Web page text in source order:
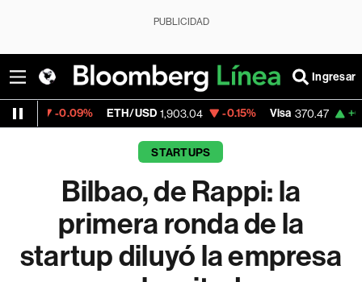
PUBLICIDAD
Ingresar
ETH/USD 1,903.04 -0.15% Visa 370.47 +0.52%
STARTUPS
Bilbao, de Rappi: la
primera ronda de la
startup diluyó la empresa